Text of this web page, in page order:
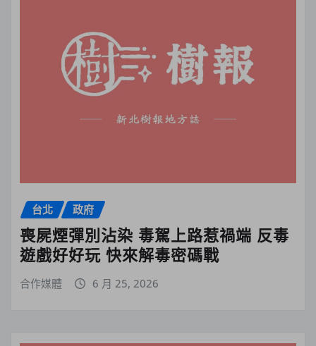
台北 政府
喪屍煙彈別沾染 毒駕上路惹禍端 反毒
遊戲好好玩 快來解毒密碼戰
合作媒體 6 月 25, 2026